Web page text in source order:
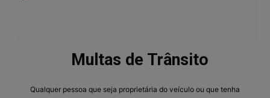
Multas de Trânsito
Qualquer pessoa que seja proprietária do veículo ou que tenha